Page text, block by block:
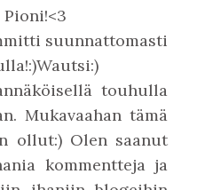
suunnattomasti
touhulla
Mukavaahan tämä
ollut:) Olen saanut
kommentteja ja